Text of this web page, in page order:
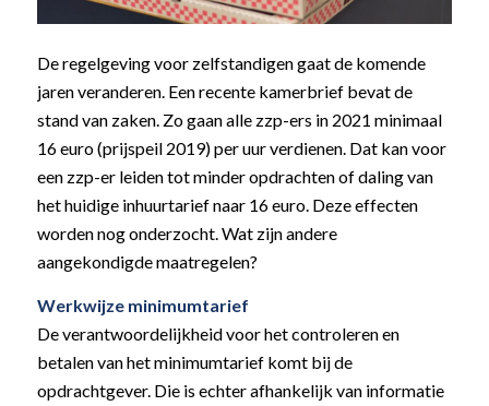
De regelgeving voor zelfstandigen gaat de komende
jaren veranderen. Een recente kamerbrief bevat de
stand van zaken. Zo gaan alle zzp-ers in 2021 minimaal
16 euro (prijspeil 2019) per uur verdienen. Dat kan voor
een zzp-er leiden tot minder opdrachten of daling van
het huidige inhuurtarief naar 16 euro. Deze effecten
worden nog onderzocht. Wat zijn andere
aangekondigde maatregelen?
Werkwijze minimumtarief
De verantwoordelijkheid voor het controleren en
betalen van het minimumtarief komt bij de
opdrachtgever. Die is echter afhankelijk van informatie